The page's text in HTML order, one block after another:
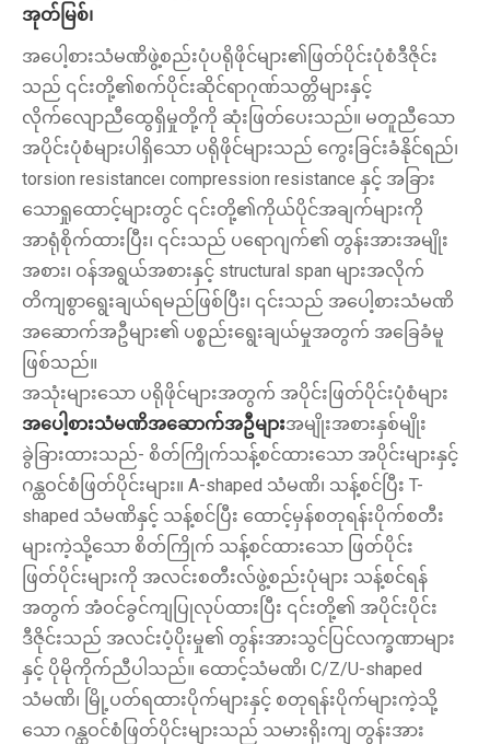
အုတ်မြစ်၊
အပေါ့စားသံမဏိဖွဲ့စည်းပုံပရိုဖိုင်များ၏ဖြတ်ပိုင်းပုံစံဒီဇိုင်း
သည် ၎င်းတို့၏စက်ပိုင်းဆိုင်ရာဂုဏ်သတ္တိများနှင့်
လိုက်လျောညီထွေရှိမှုတို့ကို ဆုံးဖြတ်ပေးသည်။ မတူညီသော
အပိုင်းပုံစံများပါရှိသော ပရိုဖိုင်များသည် ကွေးခြင်းခံနိုင်ရည်၊
torsion resistance၊ compression resistance နှင့် အခြား
သောရှုထောင့်များတွင် ၎င်းတို့၏ကိုယ်ပိုင်အချက်များကို
အာရုံစိုက်ထားပြီး၊ ၎င်းသည် ပရောဂျက်၏ တွန်းအားအမျိုး
အစား၊ ဝန်အရွယ်အစားနှင့် structural span များအလိုက်
တိကျစွာရွေးချယ်ရမည်ဖြစ်ပြီး၊ ၎င်းသည် အပေါ့စားသံမဏိ
အဆောက်အဦများ၏ ပစ္စည်းရွေးချယ်မှုအတွက် အခြေခံမူ
ဖြစ်သည်။
အသုံးများသော ပရိုဖိုင်များအတွက် အပိုင်းဖြတ်ပိုင်းပုံစံများ
အပေါ့စားသံမဏိအဆောက်အဦများအမျိုးအစားနှစ်မျိုး
ခွဲခြားထားသည်- စိတ်ကြိုက်သန့်စင်ထားသော အပိုင်းများနှင့်
ဂန္ထဝင်စံဖြတ်ပိုင်းများ။ A-shaped သံမဏိ၊ သန့်စင်ပြီး T-
shaped သံမဏိနှင့် သန့်စင်ပြီး ထောင့်မှန်စတုရန်းပိုက်စတီး
များကဲ့သို့သော စိတ်ကြိုက် သန့်စင်ထားသော ဖြတ်ပိုင်း
ဖြတ်ပိုင်းများကို အလင်းစတီးလ်ဖွဲ့စည်းပုံများ သန့်စင်ရန်
အတွက် အံဝင်ခွင်ကျပြုလုပ်ထားပြီး ၎င်းတို့၏ အပိုင်းပိုင်း
ဒီဇိုင်းသည် အလင်းပံ့ပိုးမှု၏ တွန်းအားသွင်ပြင်လက္ခဏာများ
နှင့် ပိုမိုကိုက်ညီပါသည်။ ထောင့်သံမဏိ၊ C/Z/U-shaped
သံမဏိ၊ မြို့ပတ်ရထားပိုက်များနှင့် စတုရန်းပိုက်များကဲ့သို့
သော ဂန္ထဝင်စံဖြတ်ပိုင်းများသည် သမားရိုးကျ တွန်းအား